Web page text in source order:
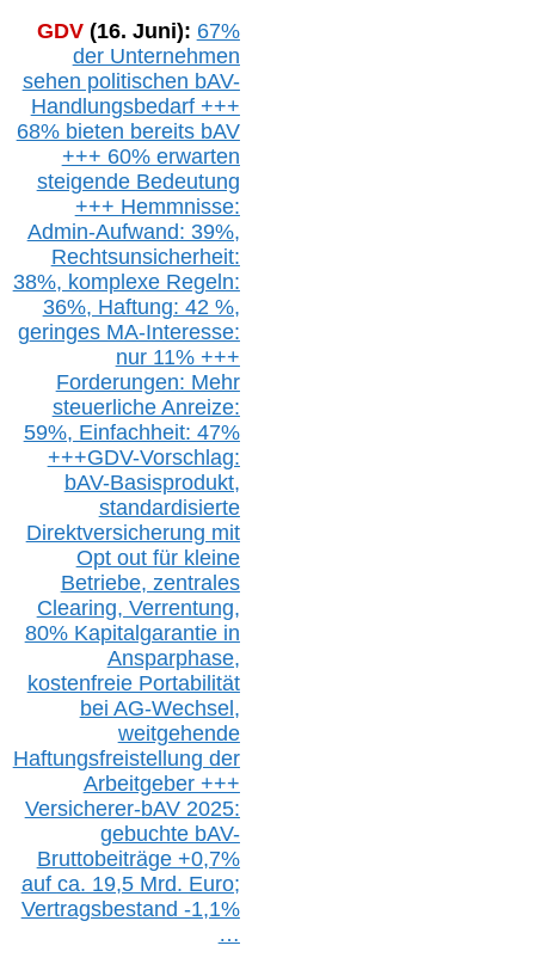
GDV (16. Juni): 67%
der Unternehmen
sehen politischen bAV-
Handlungsbedarf +++
68% bieten bereits bAV
+++ 60% erwarten
steigende Bedeutung
+++ Hemmnisse:
Admin-Aufwand: 39%,
Rechtsunsicherheit:
38%, komplexe Regeln:
36%, Haftung: 42 %,
geringes MA-Interesse:
nur 11% +++
Forderungen: Mehr
steuerliche Anreize:
59%, Einfachheit: 47%
+++GDV-Vorschlag:
bAV-Basisprodukt,
standardisierte
Direktversicherung mit
Opt outfür kleine
Betriebe, zentrales
Clearing, Verrentung,
80% Kapitalgarantie in
Ansparphase,
kostenfreie Portabilität
bei AG-Wechsel,
weitgehende
Haftungsfreistellung der
Arbeitgeber +++
Versicherer-bAV2025:
gebuchte bAV-
Bruttobeiträge +0,7%
auf ca. 19,5 Mrd. Euro;
Vertragsbestand -1,1%
…